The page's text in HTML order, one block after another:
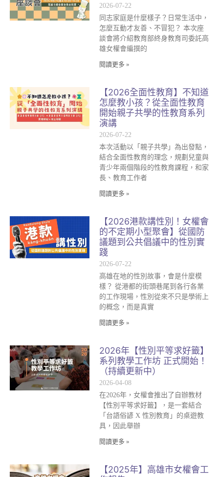
2026-07-22
同志家庭是什麼樣子？日常生活中，
怎麼互動才友善、不冒犯？ 本次座
談會將介紹教育部終身教育司委託高
雄女權會編撰的
閱讀更多 »
【2026全面性教育】不知道
怎麼教小孩？從全面性教育
開始親子共學的性教育系列
演講
2026-07-22
本次活動以「親子共學」為出發點，
結合全面性教育的理念，規劃兒童與
青少年兩個階段的性教育課程，和家
長、教育工作者
閱讀更多 »
【2026港款講性別！女權會
的不定期小型聚會】從國防
議題到公共倡議中的性別實
踐
2026-07-22
高雄在地的性別故事，會是什麼模
樣？ 從港都的街頭巷尾到各行各業
的工作現場，性別從來不只是學術上
的概念，而是真實
閱讀更多 »
2026年【性別平等求好籤】
系列教學工作坊 正式開始！
（持續更新中）
2026-04-08
在2026年，女權會推出了自辦教材
【性別平等求好籤】，是一套結合
「台語俗諺 X 性別教育」的桌遊教
具，因此舉辦
閱讀更多 »
【2025年】高雄市女權會工